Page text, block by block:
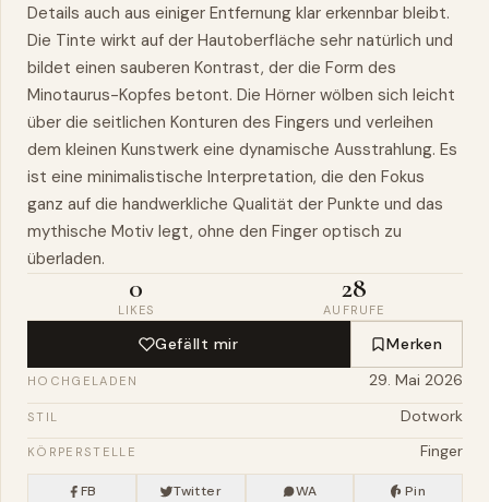
Details auch aus einiger Entfernung klar erkennbar bleibt.
Die Tinte wirkt auf der Hautoberfläche sehr natürlich und
bildet einen sauberen Kontrast, der die Form des
Minotaurus-Kopfes betont. Die Hörner wölben sich leicht
über die seitlichen Konturen des Fingers und verleihen
dem kleinen Kunstwerk eine dynamische Ausstrahlung. Es
ist eine minimalistische Interpretation, die den Fokus
ganz auf die handwerkliche Qualität der Punkte und das
mythische Motiv legt, ohne den Finger optisch zu
überladen.
0
LIKES
28
AUFRUFE
Gefällt mir Merken
HOCHGELADEN 29. Mai 2026
STIL Dotwork
KÖRPERSTELLE Finger
FB Twitter WA Pin